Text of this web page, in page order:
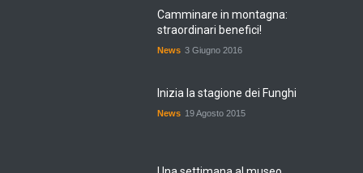
Camminare in montagna:
straordinari benefici!
News 3 Giugno 2016
Inizia la stagione dei Funghi
News 19 Agosto 2015